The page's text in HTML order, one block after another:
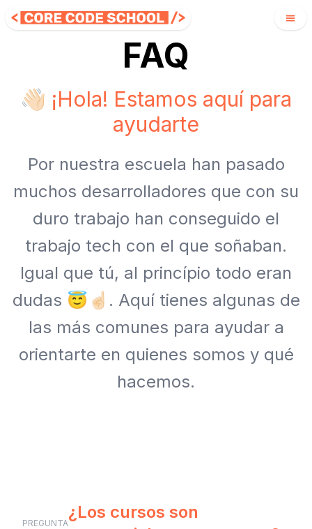
FAQ
👋🏻 ¡Hola! Estamos aquí para
ayudarte
Por nuestra escuela han pasado
muchos desarrolladores que con su
duro trabajo han conseguido el
trabajo tech con el que soñaban.
Igual que tú, al princípio todo eran
dudas 😇☝🏻. Aquí tienes algunas de
las más comunes para ayudar a
orientarte en quienes somos y qué
hacemos.
PREGUNTA
¿Los cursos son